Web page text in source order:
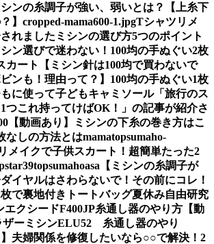
シンの糸調子が強い、弱いとは？【上糸下
】 cropped-mama600-1.jpgTシャツリメ
れました ミシンの選び方5つのポイント
ン選びで迷わない！ 100均の手ぬぐい2枚
カート
【ミシン針は100均で買わないで
ンも！理由って？】 100均の手ぬぐい1枚
に使って子どもキャミソール「旅行のス
つこれ持ってけばOK！」の記事が紹介さ
【動画あり】ミシンの下糸の巻き方はこ
なしの方法とはmamatopsumaho-
メイクで子供スカート！超簡単たった2
39topsumahoasa 【ミシンの糸調子が
イヤルはさわらないで！その前にコレ！
で裏地付きトートバッグ夏休み自由研究
クシードF400JP糸通し器のやり方【動
ザーミシンELU52 糸通し器のやり
夫婦関係を修復したいなら○○で解決！2